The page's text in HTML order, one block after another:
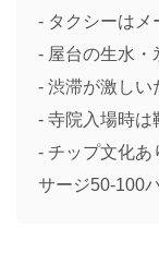
- タクシーはメ
- 屋台の生水・
- 渋滞が激しい
- 寺院入場時は
- チップ文化あ
サージ50-100